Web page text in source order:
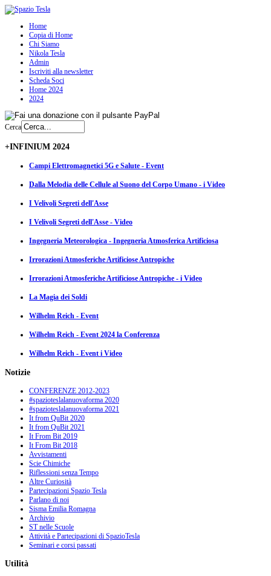
Home
Copia di Home
Chi Siamo
Nikola Tesla
Admin
Iscriviti alla newsletter
Scheda Soci
Home 2024
2024
Cerca
+INFINIUM 2024
Campi Elettromagnetici 5G e Salute - Event
Dalla Melodia delle Cellule al Suono del Corpo Umano - i Video
I Velivoli Segreti dell'Asse
I Velivoli Segreti dell'Asse - Video
Ingegneria Meteorologica - Ingegneria Atmosferica Artificiosa
Irrorazioni Atmosferiche Artificiose Antropiche
Irrorazioni Atmosferiche Artificiose Antropiche - i Video
La Magia dei Soldi
Wilhelm Reich - Event
Wilhelm Reich - Event 2024 la Conferenza
Wilhelm Reich - Event i Video
Notizie
CONFERENZE 2012-2023
#spazioteslalanuovaforma 2020
#spazioteslalanuovaforma 2021
It from QuBit 2020
It from QuBit 2021
It From Bit 2019
It From Bit 2018
Avvistamenti
Scie Chimiche
Riflessioni senza Tempo
Altre Curiosità
Partecipazioni Spazio Tesla
Parlano di noi
Sisma Emilia Romagna
Archivio
ST nelle Scuole
Attività e Partecipazioni di SpazioTesla
Seminari e corsi passati
Utilità